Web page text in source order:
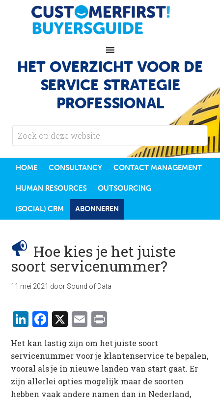
HET OVERZICHT VOOR DE
SERVICE STRATEGIE
PROFESSIONAL
HOME CONSULTANCY CONTACT MANAGEMENT
HUMAN RESOURCES OUTSOURCING
(SOCIAL) CRM ABONNEREN
Hoe kies je het juiste
soort servicenummer?
11 mei 2021 door Sound of Data
LinkedIn
Facebook
X Email
Het kan lastig zijn om het juiste soort
servicenummer voor je klantenservice te bepalen,
vooral als je in nieuwe landen van start gaat. Er
zijn allerlei opties mogelijk maar de soorten
hebben vaak andere namen dan in Nederland,